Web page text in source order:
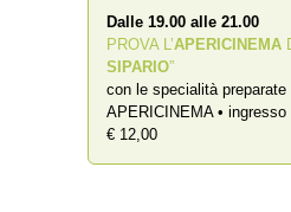
Dalle 19.00 alle 21.00
PROVA L’APERICINEMA
SIPARIO”
con le specialità
APERICINEMA •
€ 12,00